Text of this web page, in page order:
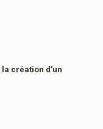
la création d’un